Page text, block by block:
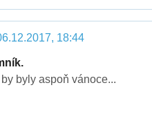
18:44
by byly aspoň vánoce...